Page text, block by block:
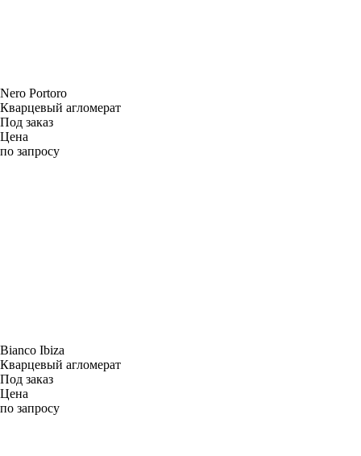
Nero Portoro
Кварцевый агломерат
Под заказ
Цена
по запросу
Bianco Ibiza
Кварцевый агломерат
Под заказ
Цена
по запросу